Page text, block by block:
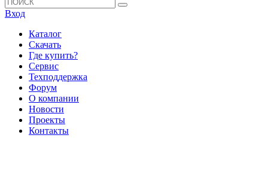
Вход
Каталог
Скачать
Где купить?
Сервис
Техподдержка
Форум
О компании
Новости
Проекты
Контакты